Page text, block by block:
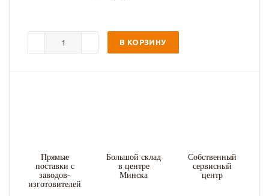
В КОРЗИНУ
Прямые
поставки с
заводов-
изготовителей
Большой склад
в центре
Минска
Собственный
сервисный
центр